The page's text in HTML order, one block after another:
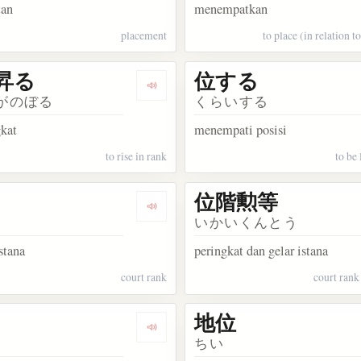
placement
menempatkan
to place (in relation
位相 Dengarkan kosakata 位が昇る
る
のぼる
to rise in rank
位する
くらいする
menempati posisi
to be
Dengarkan kosakata 位階
court rank
位階勲等
いかいくんとう
peringkat dan gelar istana
court
Dengarkan kosakata 単位
地位
ちい